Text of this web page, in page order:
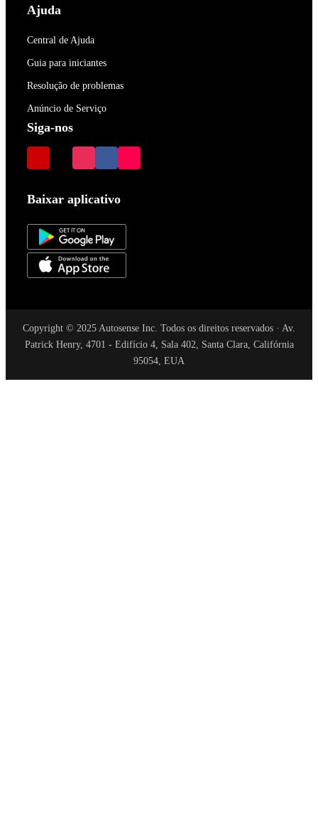
Ajuda
Central de Ajuda
Guia para iniciantes
Resolução de problemas
Anúncio de Serviço
Siga-nos
Baixar aplicativo
Copyright © 2025 Autosense Inc. Todos os direitos reservados · Av.
Patrick Henry, 4701 - Edifício 4, Sala 402, Santa Clara, Califórnia
95054, EUA